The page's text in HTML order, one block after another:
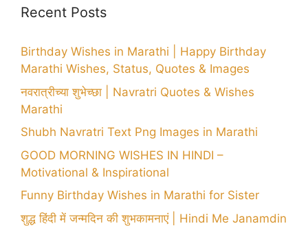
Recent Posts
Birthday Wishes in Marathi | Happy Birthday
Marathi Wishes, Status, Quotes & Images
नवरात्रीच्या शुभेच्छा | Navratri Quotes & Wishes
Marathi
Shubh Navratri Text Png Images in Marathi
GOOD MORNING WISHES IN HINDI –
Motivational & Inspirational
Funny Birthday Wishes in Marathi for Sister
शुद्ध हिंदी में जन्मदिन की शुभकामनाएं | Hindi Me Janamdin